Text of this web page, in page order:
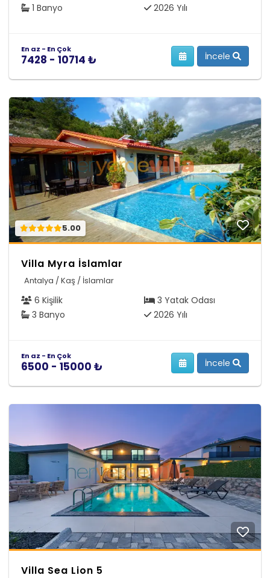
1 Banyo
2026 Yılı
En az - En Çok
7428 - 10714 ₺ İncele
5.00
Villa Myra İslamlar
Antalya / Kaş / İslamlar
6 Kişilik
3 Yatak Odası
3 Banyo
2026 Yılı
En az - En Çok
6500 - 15000 ₺ İncele
Villa Sea Lion 5